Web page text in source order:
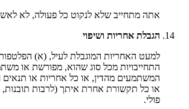
אתה מתחייב שלא לנקוט כל פעולה, לא
הגבלת אחריות ושיפוי
התחייבויות מכל סוג שהוא, מפורשת או
המשתמעים מהדין, או כל אחריות או תנאים
או כל תקשורת אחרת איתך (לרבות תובנות,
פולי.